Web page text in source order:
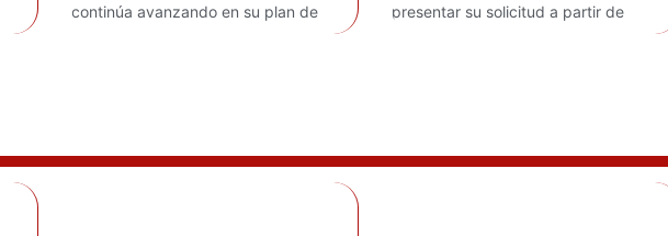
continúa avanzando en su plan de
presentar su solicitud a partir de